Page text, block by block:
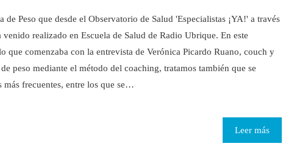
Peso que desde el Observatorio de Salud 'Especialistas ¡YA!' a través
realizado en Escuela de Salud de Radio Ubrique. En este
que comenzaba con la entrevista de Verónica Picardo Ruano, couch y
peso mediante el método del coaching, tratamos también que se
más frecuentes, entre los que se…
Leer más